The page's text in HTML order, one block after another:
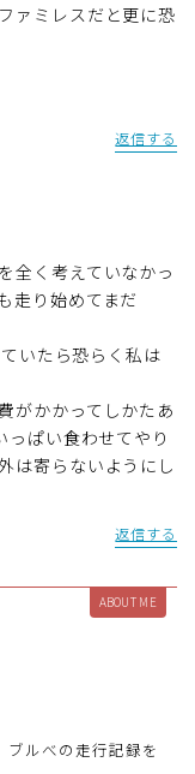
ァミレスだと更に恐
返信する
全く考えていなかっ
走り始めてまだ
いたら恐らく私は
がかかってしかたあ
ぱい食わせてやり
は寄らないようにし
返信する
ABOUT ME
ルべの走行記録を